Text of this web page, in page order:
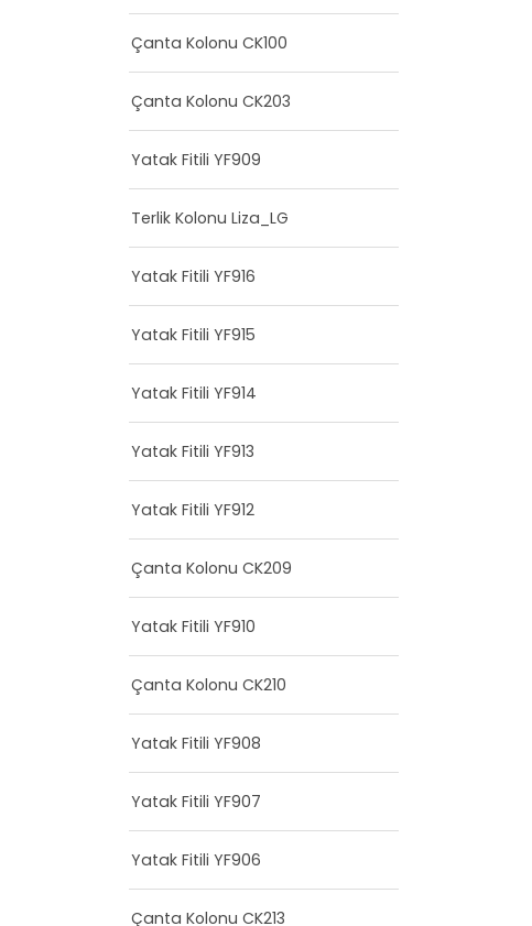
Çanta Kolonu CK100
Çanta Kolonu CK203
Yatak Fitili YF909
Terlik Kolonu Liza_LG
Yatak Fitili YF916
Yatak Fitili YF915
Yatak Fitili YF914
Yatak Fitili YF913
Yatak Fitili YF912
Çanta Kolonu CK209
Yatak Fitili YF910
Çanta Kolonu CK210
Yatak Fitili YF908
Yatak Fitili YF907
Yatak Fitili YF906
Çanta Kolonu CK213